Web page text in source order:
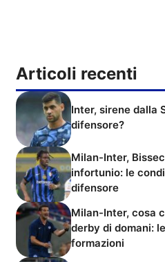
Articoli recenti
Inter, sirene dalla
difensore?
Milan-Inter,
infortunio: le
difensore
Milan-Inter, cosa
derby di domani:
formazioni